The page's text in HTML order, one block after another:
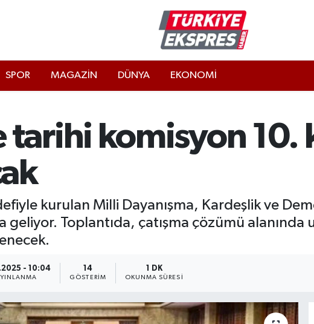
SPOR MAGAZİN DÜNYA EKONOMİ
tarihi komisyon 10.
kurulan Milli Dayanışma, Kardeşlik ve
geliyor. Toplantıda, çatışma çözümü alanında
- 10:04 14
GÖSTERIM
1 DK
OKUNMA SÜRESI